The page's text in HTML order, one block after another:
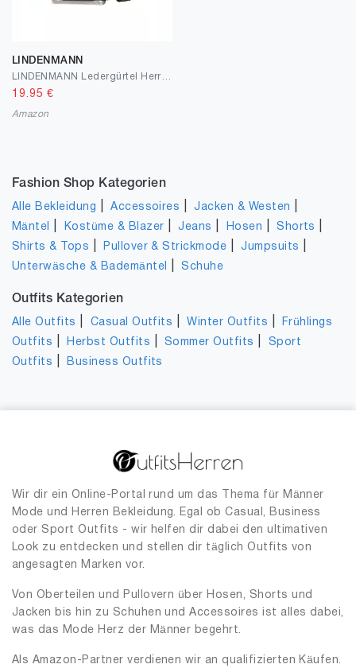
LINDENMANN
LINDENMANN Ledergürtel Herren/Gürtel Herren, XXL, dunkelbraun, 919
19.95 €
Amazon
Fashion Shop Kategorien
Alle Bekleidung |Accessoires |Jacken & Westen
Mäntel Kostüme & Blazer |Jeans Hosen |Shorts
Shirts & Tops Pullover & Strickmode |Jumpsuits
Unterwäsche & Bademäntel |Schuhe
Outfits Kategorien
Alle Outfits Casual Outfits |Winter Outfits
Frühlings
Outfits
Herbst Outfits Sommer Outfits
Sport
Outfits
Business Outfits
Wir dir ein Online-Portal rund um das Thema für Männer
Mode und Herren Bekleidung. Egal ob Casual, Business
oder Sport Outfits - wir helfen dir dabei den ultimativen
Look zu entdecken und stellen dir täglich Outfits von
angesagten Marken vor.
Von Oberteilen und Pullovern über Hosen, Shorts und
Jacken bis hin zu Schuhen und Accessoires ist alles dabei,
was das Mode Herz der Männer begehrt.
Als Amazon-Partner verdienen wir an qualifizierten Käufen.